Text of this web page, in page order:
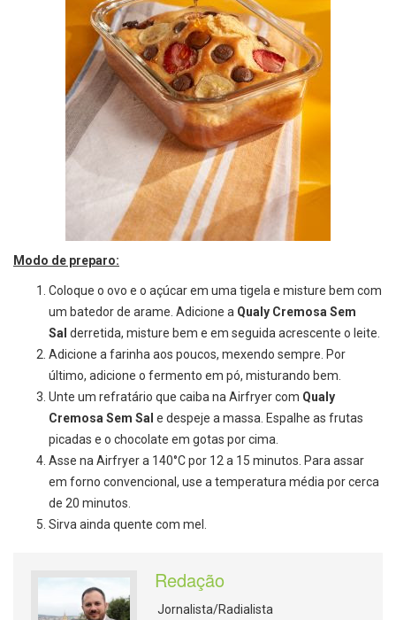
Modo de preparo:
Coloque o ovo e o açúcar em uma tigela e misture bem com
um batedor de arame. Adicione a Qualy Cremosa Sem
Sal derretida, misture bem e em seguida acrescente o leite.
Adicione a farinha aos poucos, mexendo sempre. Por
último, adicione o fermento em pó, misturando bem.
Unte um refratário que caiba na Airfryer com Qualy
Cremosa Sem Sal e despeje a massa. Espalhe as frutas
picadas e o chocolate em gotas por cima.
Asse na Airfryer a 140°C por 12 a 15 minutos. Para assar
em forno convencional, use a temperatura média por cerca
de 20 minutos.
Sirva ainda quente com mel.
Redação
Jornalista/Radialista